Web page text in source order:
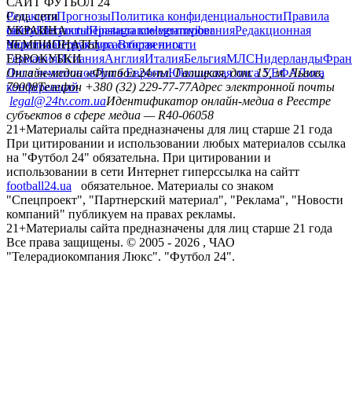
РедакцияПрогнозыПолитика конфиденциальностиПравила
сайтуКонтактыПравила комментированияРедакционная
политикаСтруктура собственности
Соц. сети
facebookxyoutubeinstagramtelegramviber
УКРАИНА
УкраинаПервая лигаВторая лига
ЧЕМПИОНАТЫ
ГерманияИспанияАнглияИталияБельгияМЛСНидерланды
ЕВРОКУБКИ
Лига чемпионовЛига ЕвропыЮношеская лига УЕФАЛига
конференций
Онлайн-медиа «Футбол 24»пл. Галицкая, дом. 15, м. Львов,
79008Телефон +380 (32) 229-77-77Адрес электронной почты
legal@24tv.com.uaИдентификатор онлайн-медиа в Реестре
субъектов в сфере медиа — R40-06058
21+Материалы сайта предназначены для лиц старше 21 года
При цитировании и использовании любых материалов ссылка
на "Футбол 24" обязательна. При цитировании и
использовании в сети Интернет гиперссылка на сайтт
football24.ua
обязательное. Материалы со знаком
"Спецпроект", "Партнерский материал", "Реклама", "Новости
компаний" публикуем на правах рекламы.
21+Материалы сайта предназначены для лиц старше 21 года
Все права защищены. © 2005 - 2026 , ЧАО
"Телерадиокомпания Люкс". "Футбол 24".